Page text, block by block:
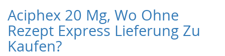
Aciphex 20 Mg, Wo Ohne
Rezept Express Lieferung Zu
Kaufen?